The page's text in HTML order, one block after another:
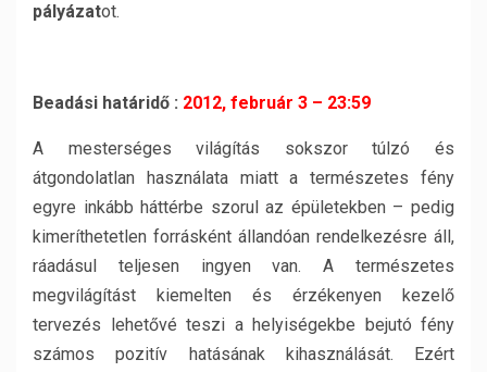
pályázatot.
Beadási határidő : 2012, február 3 – 23:59
A mesterséges világítás sokszor túlzó és
átgondolatlan használata miatt a természetes fény
egyre inkább háttérbe szorul az épületekben – pedig
kimeríthetetlen forrásként állandóan rendelkezésre áll,
ráadásul teljesen ingyen van. A természetes
megvilágítást kiemelten és érzékenyen kezelő
tervezés lehetővé teszi a helyiségekbe bejutó fény
számos pozitív hatásának kihasználását. Ezért